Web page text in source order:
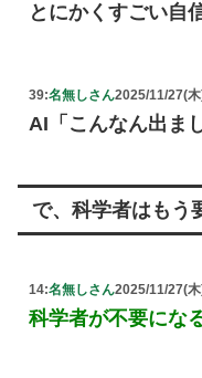
とにかくすごい自
39:名無しさん2025/11/27(
AI「こんなん出ま
で、科学者はもう
14:名無しさん2025/11/27(
科学者が不要にな